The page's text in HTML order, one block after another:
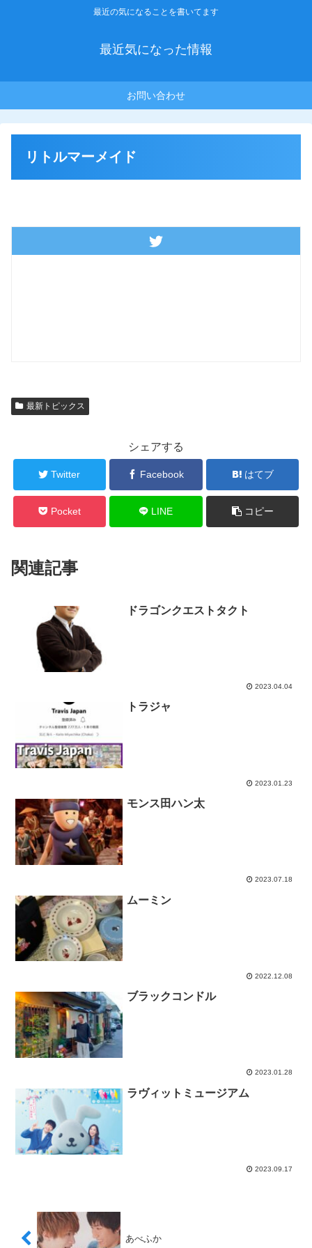
最近の気になることを書いてます
最近気になった情報
お問い合わせ
リトルマーメイド
最新トピックス
シェアする
Twitter Facebook はてブ
Pocket LINE コピー
関連記事
ドラゴンクエストタクト
2023.04.04
トラジャ
2023.01.23
モンス田ハン太
2023.07.18
ムーミン
2022.12.08
ブラックコンドル
2023.01.28
ラヴィットミュージアム
2023.09.17
あべふか